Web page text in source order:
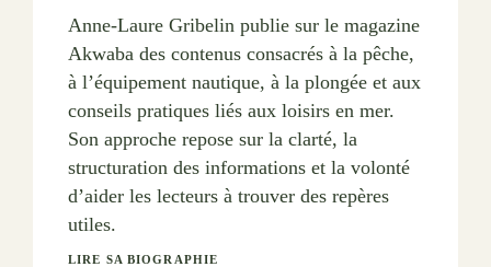
Anne-Laure Gribelin publie sur le magazine
Akwaba des contenus consacrés à la pêche,
à l’équipement nautique, à la plongée et aux
conseils pratiques liés aux loisirs en mer.
Son approche repose sur la clarté, la
structuration des informations et la volonté
d’aider les lecteurs à trouver des repères
utiles.
LIRE SA BIOGRAPHIE